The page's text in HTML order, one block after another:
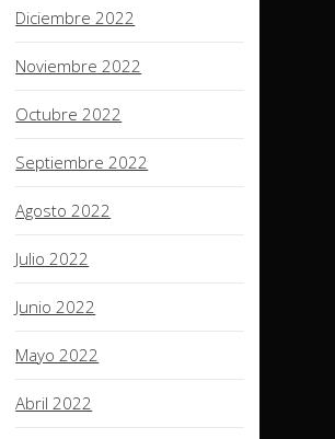
Diciembre 2022
Noviembre 2022
Octubre 2022
Septiembre 2022
Agosto 2022
Julio 2022
Junio 2022
Mayo 2022
Abril 2022